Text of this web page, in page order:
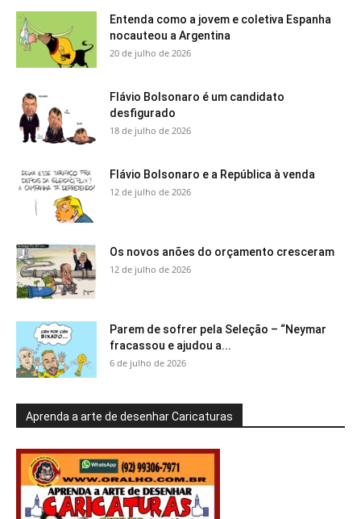
Entenda como a jovem e coletiva Espanha
nocauteou a Argentina
20 de julho de 2026
Flávio Bolsonaro é um candidato
desfigurado
18 de julho de 2026
Flávio Bolsonaro e a República à venda
12 de julho de 2026
Os novos anões do orçamento cresceram
12 de julho de 2026
Parem de sofrer pela Seleção – “Neymar
fracassou e ajudou a...
6 de julho de 2026
Aprenda a arte de desenhar Caricaturas